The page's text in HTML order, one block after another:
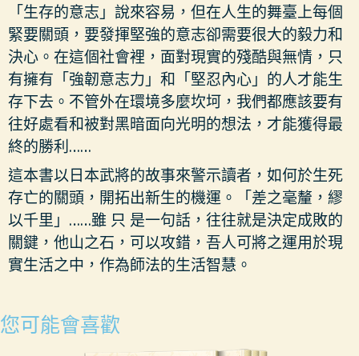
「生存的意志」說來容易，但在人生的舞臺上每個
緊要關頭，要發揮堅強的意志卻需要很大的毅力和
決心。在這個社會裡，面對現實的殘酷與無情，只
有擁有「強韌意志力」和「堅忍內心」的人才能生
存下去。不管外在環境多麼坎坷，我們都應該要有
往好處看和被對黑暗面向光明的想法，才能獲得最
終的勝利……
這本書以日本武將的故事來警示讀者，如何於生死
存亡的關頭，開拓出新生的機運。「差之毫釐，繆
以千里」……雖 只 是一句話，往往就是決定成敗的
關鍵，他山之石，可以攻錯，吾人可將之運用於現
實生活之中，作為師法的生活智慧。
您可能會喜歡